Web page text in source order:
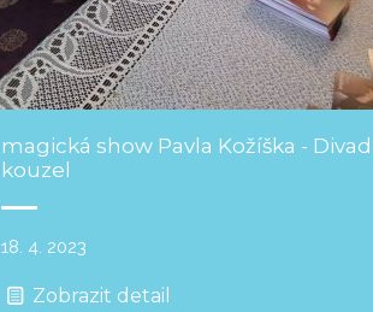
magická show Pavla Kožíška -
kouzel
18. 4. 2023
Zobrazit detail